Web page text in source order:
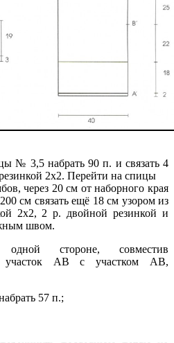
№ 3,5 набрать 90 п. и связать 4
2х2. Перейти на спицы
через 20 см от наборного края
см связать ещё 18 см узором из
2х2, 2 р. двойной резинкой и
швом.
стороне, совместив
участок АВ с участком АВ,
57 п.;